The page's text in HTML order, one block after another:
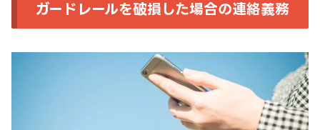
ガードレールを破損した場合の連絡義務